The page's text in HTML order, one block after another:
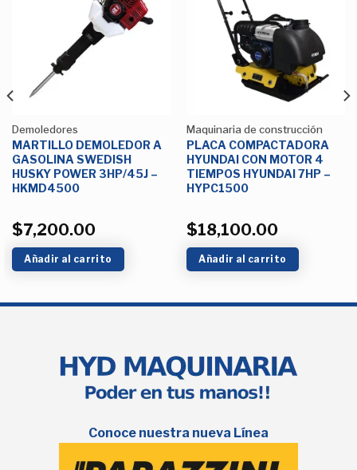
Añadir
a la
Lista de
Demoledores
MARTILLO DEMOLEDOR A
GASOLINA SWEDISH
HUSKY POWER 3HP/45J –
HKMD4500
$7,200.00
Añadir al carrito
Lista de
deseos
Maquinaria de construcción
PLACA COMPACTADORA
HYUNDAI CON MOTOR 4
TIEMPOS HYUNDAI 7HP –
HYPC1500
$18,100.00
Añadir al carrito
Conoce nuestra nueva Línea